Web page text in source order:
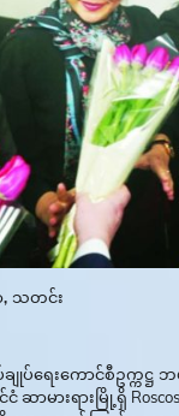
, သတင်း
ျုပ်ရေးကောင်စီဥက္ကဋ္ဌ
ဆာမားရားမြို့ရှိ